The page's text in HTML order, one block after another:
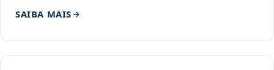
SAIBA MAIS